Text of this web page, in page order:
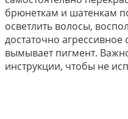
брюнеткам и шатенкам
осветлить волосы,
достаточно
вымывает пигмент.
инструкции, чтобы не